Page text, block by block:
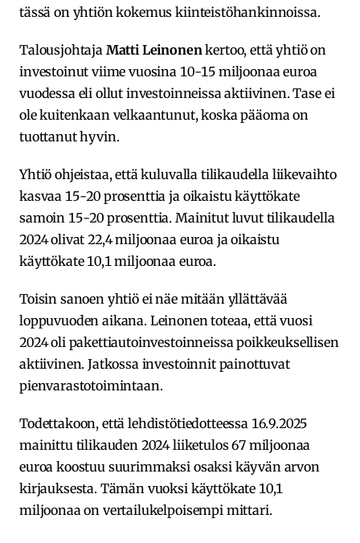
tässä on yhtiön kokemus kiinteistöhankinnoissa.
Talousjohtaja Matti Leinonen kertoo, että yhtiö on
investoinut viime vuosina 10-15 miljoonaa euroa
vuodessa eli ollut investoinneissa aktiivinen. Tase ei
ole kuitenkaan velkaantunut, koska pääoma on
tuottanut hyvin.
Yhtiö ohjeistaa, että kuluvalla tilikaudella liikevaihto
kasvaa 15-20 prosenttia ja oikaistu käyttökate
samoin 15-20 prosenttia. Mainitut luvut tilikaudella
2024 olivat 22,4 miljoonaa euroa ja oikaistu
käyttökate 10,1 miljoonaa euroa.
Toisin sanoen yhtiö ei näe mitään yllättävää
loppuvuoden aikana. Leinonen toteaa, että vuosi
2024 oli pakettiautoinvestoinneissa poikkeuksellisen
aktiivinen. Jatkossa investoinnit painottuvat
pienvarastotoimintaan.
Todettakoon, että lehdistötiedotteessa 16.9.2025
mainittu tilikauden 2024 liiketulos 67 miljoonaa
euroa koostuu suurimmaksi osaksi käyvän arvon
kirjauksesta. Tämän vuoksi käyttökate 10,1
miljoonaa on vertailukelpoisempi mittari.